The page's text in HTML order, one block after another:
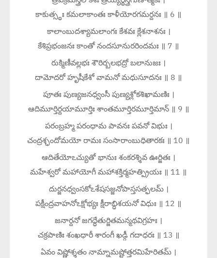
కాకుత్స్థః కమలాకాంతః కాళీయోరగమర్దనః ॥ 6 ॥
కాలాంబుదశ్యామలాంగః కేశవః క్లేశనాశనః ।
కేశిప్రభంజనః కాంతో నందసూనురరిందమః ॥ 7 ॥
రుక్మిణీవల్లభః శౌరిర్బలభద్రో బలానుజః ।
దామోదరో హృషీకేశో వామనో మధుసూదనః ॥ 8 ॥
పూతః పుణ్యజనధ్వంసీ పుణ్యశ్లోకశిఖామణిః ।
ఆదిమూర్తిర్దయామూర్తిః శాంతమూర్తిరమూర్తిమాన్ ॥ 9 ॥
పరంబ్రహ్మ పరంధామ పావనః పవనో విభుః ।
చంద్రశ్ఛందోమయో రామః సంసారాంబుధితారకః ॥ 10 ॥
ఆదితేయోఽచ్యుతో భానుః శంకరశ్శివ ఊర్జితః ।
మహేశ్వరో మహాయోగీ మహాశక్తిర్మహత్ప్రియః ॥ 11 ॥
దుర్జనధ్వంసకోఽశేషసజ్జనోపాస్తసత్ఫలమ్ ।
పక్షీంద్రవాహనోఽక్షోభ్యః క్షీరాబ్ధిశయనో విధుః ॥ 12 ॥
జనార్దనో జగద్ధేతుర్జితమన్మథవిగ్రహః ।
చక్రపాణిః శంఖధారీ శారంగీ ఖడ్గీ గదాధరః ॥ 13 ॥
ఏవం విష్ణోశ్శతం నామ్నామష్టోత్తరమిహేరితమ్ ।